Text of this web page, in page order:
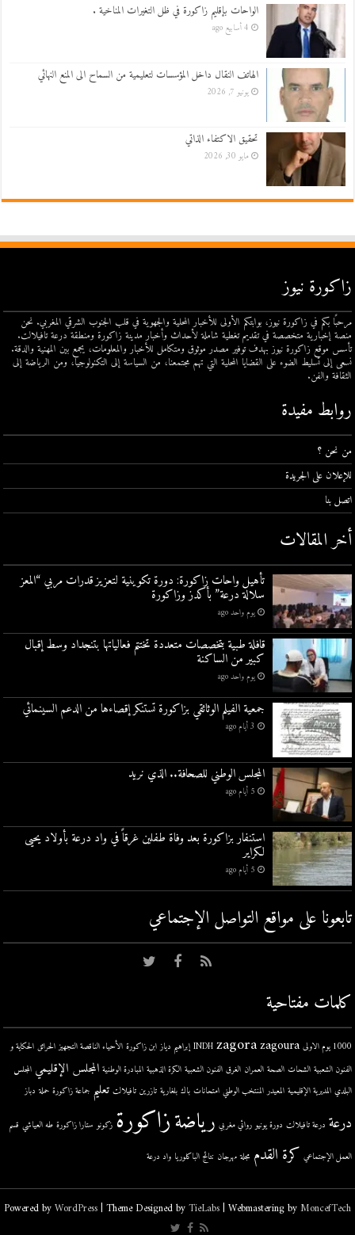
الواحات بإقليم زاكورة في ظل التغيرات المناخية .
4 أسابيع ago
الهاتف النقال داخل المؤسسات لتعليمية من السماح الى المنع النهائي
يونيو 7, 2026
تحقيق الاكتفاء الذاتي
مايو 30, 2026
زاكورة نيوز
مرحبًا بكم في زاكورة نيوز، بوابتكم الأولى للأخبار المحلية والجهوية في قلب الجنوب الشرقي المغربي. نحن
منصة إخبارية متخصصة في تقديم تغطية شاملة لأحداث وأخبار مدينة زاكورة ومنطقة درعة تافيلالت.
تأسس موقع زاكورة نيوز بهدف توفير مصدر موثوق ومتكامل للأخبار والمعلومات، يجمع بين المهنية والدقة.
نسعى إلى تسليط الضوء على القضايا المحلية التي تهم مجتمعنا، من السياسة إلى التكنولوجيا، ومن الرياضة إلى
الثقافة والفن.
روابط مفيدة
من نحن ؟
للإعلان على الجريدة
اتصل بنا
أخر المقالات
تأهيل واحات زاكورة: دورة تكوينية لتعزيز قدرات مربي “المعز
سلالة درعة” بأكدز وزاكورة
يوم واحد ago
قافلة طبية بتخصصات متعددة تختتم فعالياتها بتنجداد وسط إقبال
كبير من الساكنة
يوم واحد ago
جمعية الفيلم الوثائقي بزاكورة تستنكر إقصاءها من الدعم السينمائي
3 أيام ago
المجلس الوطني للصحافة.. الذي نريد
5 أيام ago
استنفار بزاكورة بعد وفاة طفلين غرقاً في واد درعة بأولاد يحيى
لكراير
5 أيام ago
تابعونا على مواقع التواصل اﻹجتماعي
كلمات مفتاحية
1000 يوم الاولى INDH zagora zagoura إبراهيم دياز ابن زاكورة الأحياء الناقصة التجهيز الحرائق الحكاية و
الفنون الشعبية الشحات الصحة العمران الغرق الفنون الشعبية الكرة الذهبية المبادرة الوطنية المجلس الإقليمي المجلس
البلدي المديرية الإقليمية المعيدر المنتخب الوطني امتحانات باك بلغارية تازرين تافيلالت تعليم جماعة زاكورة حملة دباز
درعة درعة تافيلالت دورة يونيو روائي مغربي رياضةزاكورة زكونو ستارا زاكورة طه العياشي قسم
العمل الإجتماعي كرة القدم مجلة مهرجان نتائج الباكلوريا واد درعة
Powered byWordPress| Theme Designed byTieLabs| Webmastering byMoncefTech